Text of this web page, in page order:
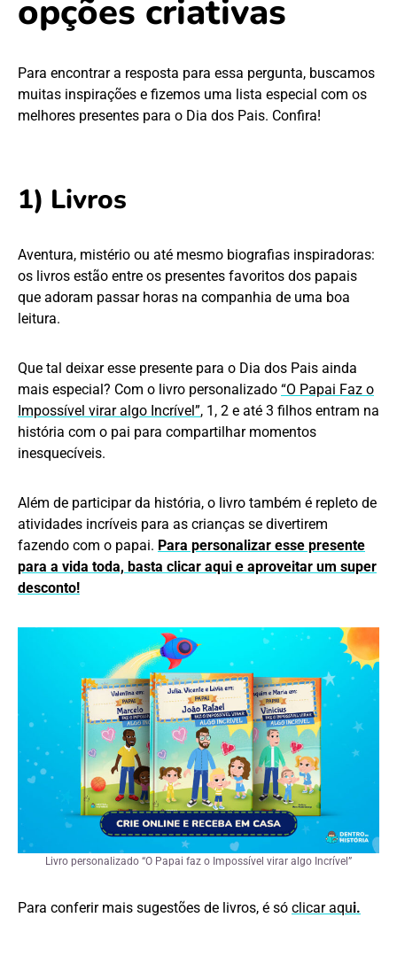
opções criativas
Para encontrar a resposta para essa pergunta, buscamos
muitas inspirações e fizemos uma lista especial com os
melhores presentes para o Dia dos Pais. Confira!
1) Livros
Aventura, mistério ou até mesmo biografias inspiradoras:
os livros estão entre os presentes favoritos dos papais
que adoram passar horas na companhia de uma boa
leitura.
Que tal deixar esse presente para o Dia dos Pais ainda
mais especial? Com o livro personalizado “O Papai Faz o
Impossível virar algo Incrível”, 1, 2 e até 3 filhos entram na
história com o pai para compartilhar momentos
inesquecíveis.
Além de participar da história, o livro também é repleto de
atividades incríveis para as crianças se divertirem
fazendo com o papai. Para personalizar esse presente
para a vida toda, basta clicar aqui e aproveitar um super
desconto!
Livro personalizado “O Papai faz o Impossível virar algo Incrível”
Para conferir mais sugestões de livros, é só clicar aqui.